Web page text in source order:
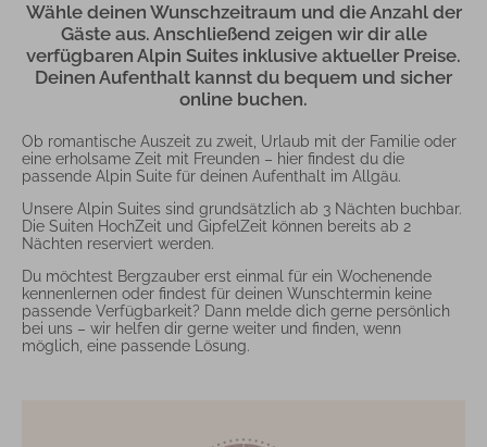
Angebote
Kontakt
Wähle deinen Wunschzeitraum und die Anzahl der
Gäste aus. Anschließend zeigen wir dir alle
verfügbaren Alpin Suites inklusive aktueller Preise.
Deinen Aufenthalt kannst du bequem und sicher
online buchen.
Ob romantische Auszeit zu zweit, Urlaub mit der Familie oder
eine erholsame Zeit mit Freunden – hier findest du die
passende Alpin Suite für deinen Aufenthalt im Allgäu.
Unsere Alpin Suites sind grundsätzlich ab 3 Nächten buchbar.
Die Suiten HochZeit und GipfelZeit können bereits ab 2
Nächten reserviert werden.
Du möchtest Bergzauber erst einmal für ein Wochenende
kennenlernen oder findest für deinen Wunschtermin keine
passende Verfügbarkeit? Dann melde dich gerne persönlich
bei uns – wir helfen dir gerne weiter und finden, wenn
möglich, eine passende Lösung.